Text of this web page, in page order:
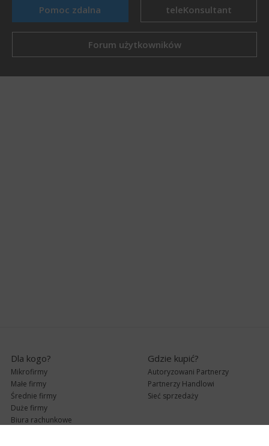
Pomoc zdalna teleKonsultant
Forum użytkowników
Dla kogo?
Mikrofirmy
Małe firmy
Średnie firmy
Duże firmy
Biura rachunkowe
Gdzie kupić?
Autoryzowani Partnerzy
Partnerzy Handlowi
Sieć sprzedaży